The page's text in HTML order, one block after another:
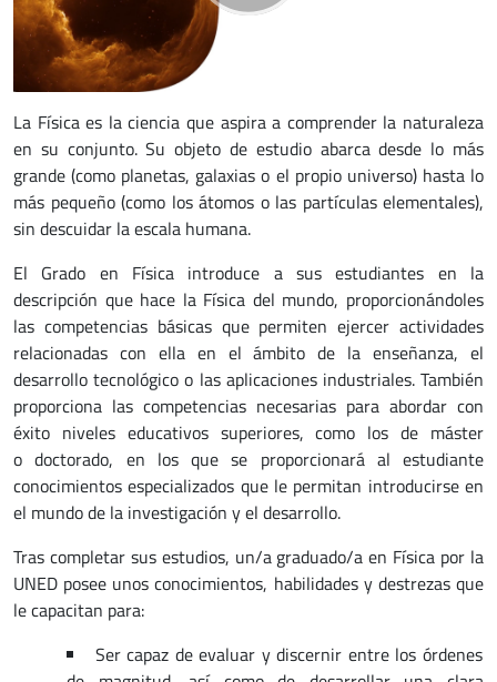
La Física es la ciencia que aspira a comprender la naturaleza
en su conjunto. Su objeto de estudio abarca desde lo más
grande (como planetas, galaxias o el propio universo) hasta lo
más pequeño (como los átomos o las partículas elementales),
sin descuidar la escala humana.
El Grado en Física introduce a sus estudiantes en la
descripción que hace la Física del mundo, proporcionándoles
las competencias básicas que permiten ejercer actividades
relacionadas con ella en el ámbito de la enseñanza, el
desarrollo tecnológico o las aplicaciones industriales. También
proporciona las competencias necesarias para abordar con
éxito niveles educativos superiores, como los de máster
o doctorado, en los que se proporcionará al estudiante
conocimientos especializados que le permitan introducirse en
el mundo de la investigación y el desarrollo.
Tras completar sus estudios, un/a graduado/a en Física por la
UNED posee unos conocimientos, habilidades y destrezas que
le capacitan para:
Ser capaz de evaluar y discernir entre los órdenes